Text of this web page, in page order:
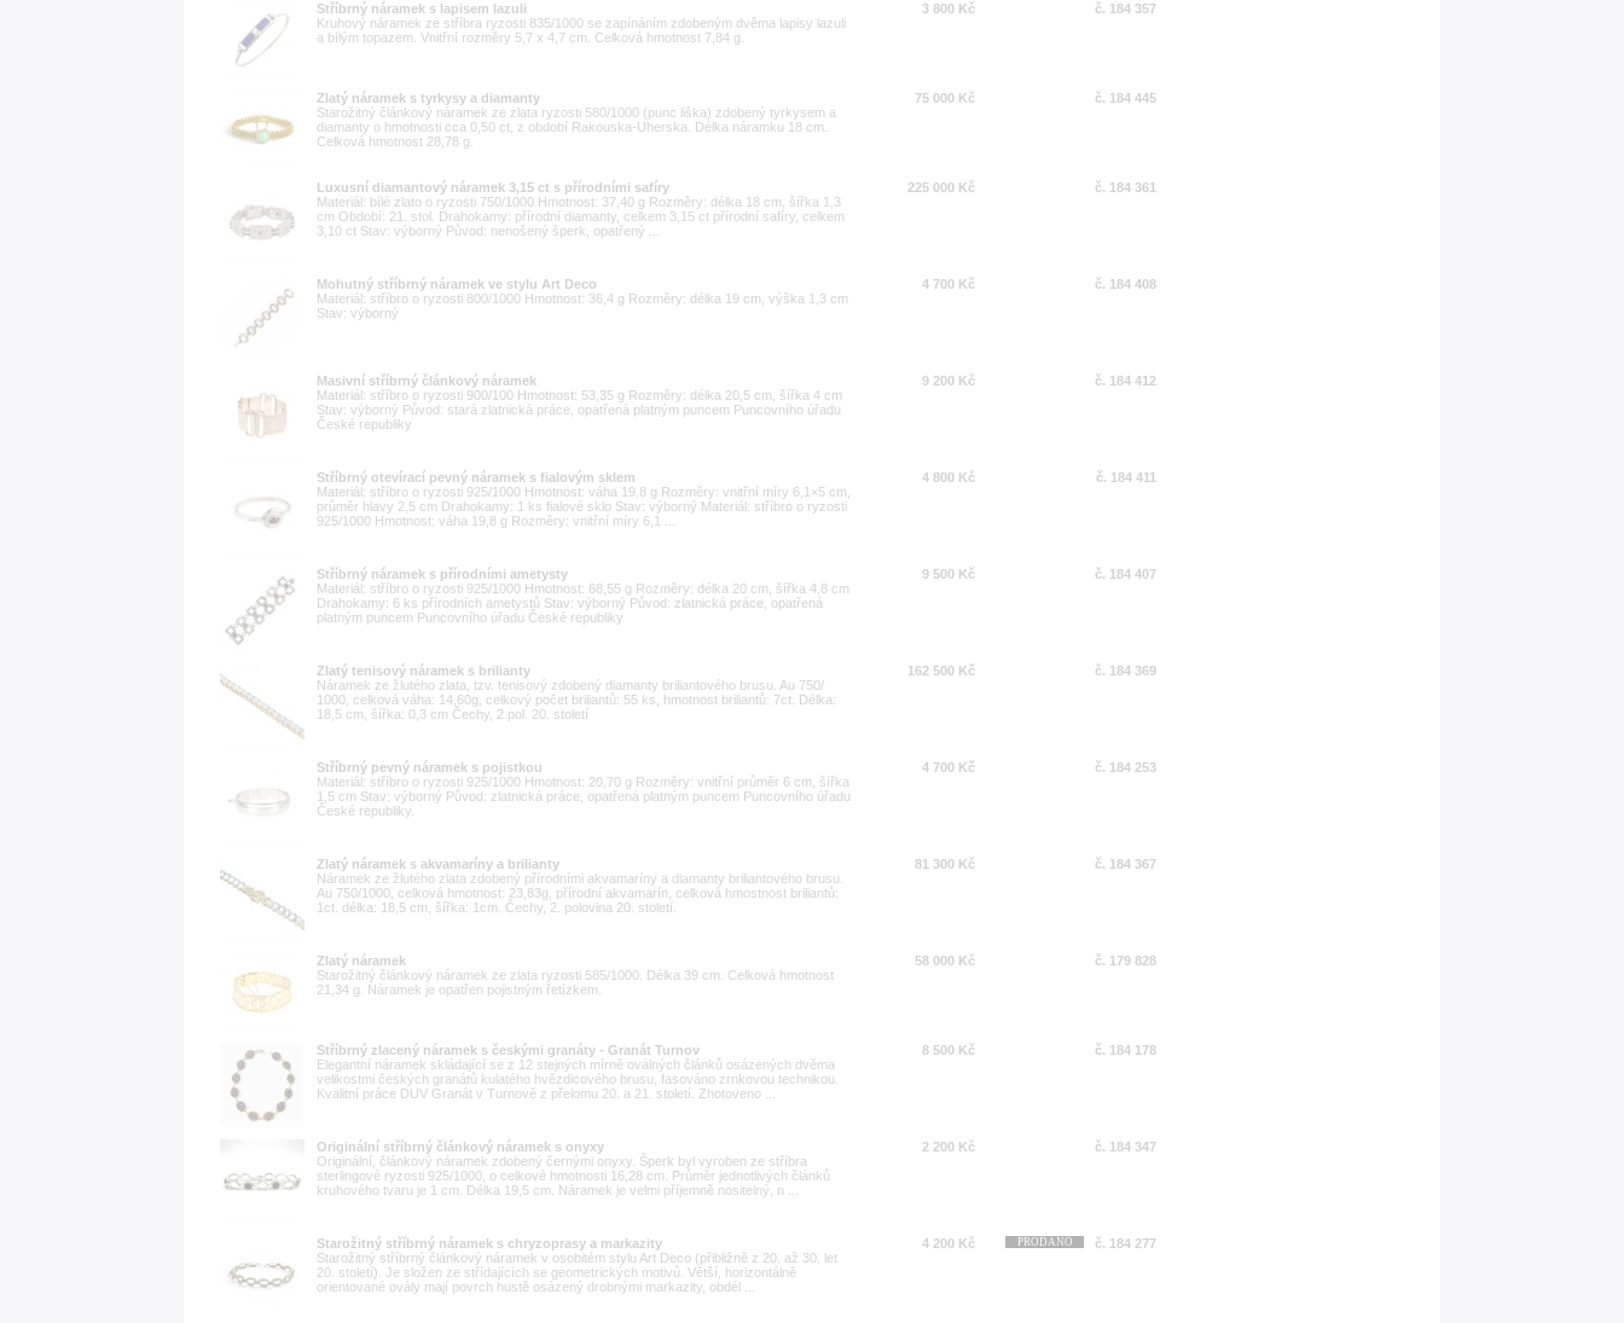
Stříbrný náramek s lapisem lazuli
Kruhový náramek ze stříbra ryzosti 835/1000 se zapínáním zdobeným dvěma lapisy lazuli
a bílým topazem. Vnitřní rozměry 5,7 x 4,7 cm. Celková hmotnost 7,84 g.
3 800 Kč č. 184 357
Zlatý náramek s tyrkysy a diamanty
Starožitný článkový náramek ze zlata ryzosti 580/1000 (punc liška) zdobený tyrkysem a
diamanty o hmotnosti cca 0,50 ct, z období Rakouska-Uherska. Délka náramku 18 cm.
Celková hmotnost 28,78 g.
75 000 Kč č. 184 445
Luxusní diamantový náramek 3,15 ct s přírodními safíry
Materiál: bílé zlato o ryzosti 750/1000 Hmotnost: 37,40 g Rozměry: délka 18 cm, šířka 1,3
cm Období: 21. stol. Drahokamy: přírodní diamanty, celkem 3,15 ct přírodní safíry, celkem
3,10 ct Stav: výborný Původ: nenošený šperk, opatřený ...
225 000 Kč č. 184 361
Mohutný stříbrný náramek ve stylu Art Deco
Materiál: stříbro o ryzosti 800/1000 Hmotnost: 36,4 g Rozměry: délka 19 cm, výška 1,3 cm
Stav: výborný
4 700 Kč č. 184 408
Masivní stříbrný článkový náramek
Materiál: stříbro o ryzosti 900/100 Hmotnost: 53,35 g Rozměry: délka 20,5 cm, šířka 4 cm
Stav: výborný Původ: stará zlatnická práce, opatřená platným puncem Puncovního úřadu
České republiky
9 200 Kč č. 184 412
Stříbrný otevírací pevný náramek s fialovým sklem
Materiál: stříbro o ryzosti 925/1000 Hmotnost: váha 19,8 g Rozměry: vnitřní míry 6,1×5 cm,
průměr hlavy 2,5 cm Drahokamy: 1 ks fialové sklo Stav: výborný Materiál: stříbro o ryzosti
925/1000 Hmotnost: váha 19,8 g Rozměry: vnitřní míry 6,1 ...
4 800 Kč č. 184 411
Stříbrný náramek s přírodními ametysty
Materiál: stříbro o ryzosti 925/1000 Hmotnost: 68,55 g Rozměry: délka 20 cm, šířka 4,8 cm
Drahokamy: 6 ks přírodních ametystů Stav: výborný Původ: zlatnická práce, opatřená
platným puncem Puncovního úřadu České republiky
9 500 Kč č. 184 407
Zlatý tenisový náramek s brilianty
Náramek ze žlutého zlata, tzv. tenisový zdobený diamanty briliantového brusu. Au 750/
1000, celková váha: 14,60g, celkový počet briliantů: 55 ks, hmotnost briliantů: 7ct. Délka:
18,5 cm, šířka: 0,3 cm Čechy, 2.pol. 20. století
162 500 Kč č. 184 369
Stříbrný pevný náramek s pojistkou
Materiál: stříbro o ryzosti 925/1000 Hmotnost: 20,70 g Rozměry: vnitřní průměr 6 cm, šířka
1,5 cm Stav: výborný Původ: zlatnická práce, opatřená platným puncem Puncovního úřadu
České republiky.
4 700 Kč č. 184 253
Zlatý náramek s akvamaríny a brilianty
Náramek ze žlutého zlata zdobený přírodními akvamaríny a diamanty briliantového brusu.
Au 750/1000, celková hmotnost: 23,83g, přírodní akvamarín, celková hmostnost briliantů:
1ct. délka: 18,5 cm, šířka: 1cm. Čechy, 2. polovina 20. století.
81 300 Kč č. 184 367
Zlatý náramek
Starožitný článkový náramek ze zlata ryzosti 585/1000. Délka 39 cm. Celková hmotnost
21,34 g. Náramek je opatřen pojistným řetízkem.
58 000 Kč č. 179 828
Stříbrný zlacený náramek s českými granáty - Granát Turnov
Elegantní náramek skládající se z 12 stejných mírně oválných článků osázených dvěma
velikostmi českých granátů kulatého hvězdicového brusu, fasováno zrnkovou technikou.
Kvalitní práce DUV Granát v Turnově z přelomu 20. a 21. století. Zhotoveno ...
8 500 Kč č. 184 178
Originální stříbrný článkový náramek s onyxy
Originální, článkový náramek zdobený černými onyxy. Šperk byl vyroben ze stříbra
sterlingové ryzosti 925/1000, o celkové hmotnosti 16,28 cm. Průměr jednotlivých článků
kruhového tvaru je 1 cm. Délka 19,5 cm. Náramek je velmi příjemně nositelný, n ...
2 200 Kč č. 184 347
Starožitný stříbrný náramek s chryzoprasy a markazity
Starožitný stříbrný článkový náramek v osobitém stylu Art Deco (přibližně z 20. až 30. let
20. století). Je složen ze střídajících se geometrických motivů. Větší, horizontálně
orientované ovály mají povrch hustě osázený drobnými markazity, obdél ...
4 200 Kč PRODÁNO č. 184 277